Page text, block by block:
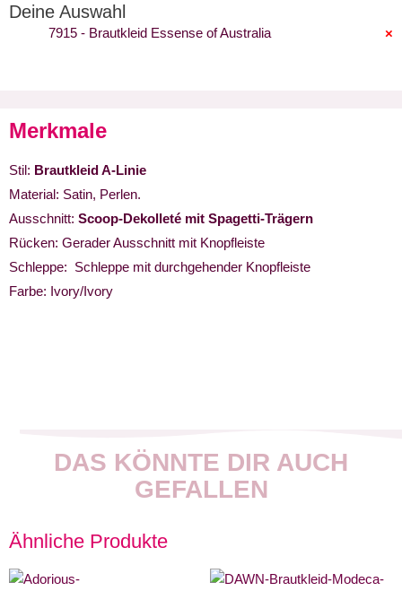
Deine Auswahl
7915 - Brautkleid Essense of Australia ×
Merkmale
Stil: Brautkleid A-Linie
Material: Satin, Perlen.
Ausschnitt: Scoop-Dekolleté mit Spagetti-Trägern
Rücken: Gerader Ausschnitt mit Knopfleiste
Schleppe: Schleppe mit durchgehender Knopfleiste
Farbe: Ivory/Ivory
DAS KÖNNTE DIR AUCH
GEFALLEN
Ähnliche Produkte